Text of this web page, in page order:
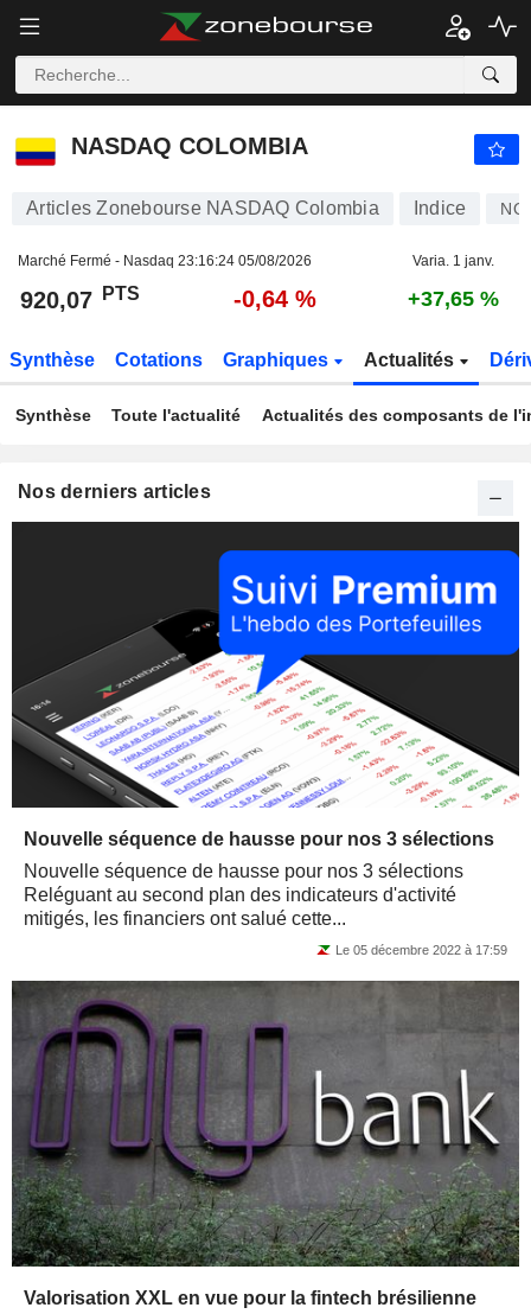
NASDAQ COLOMBIA
NASDAQ COLOMBIA
Articles Zonebourse NASDAQ Colombia Indice
Marché Fermé - Nasdaq 23:16:24 05/08/2026 Varia. 1 janv.
920,07 PTS -0,64 % +37,65 %
Synthèse Cotations Graphiques Actualités
Synthèse Toute l'actualité Actualités des composants de
Nos derniers articles
Nouvelle séquence de hausse pour nos 3 sélections
Nouvelle séquence de hausse pour nos 3 sélections
Reléguant au second plan des indicateurs d'activité
mitigés, les financiers ont salué cette...
Le 05 décembre 2022 à 17:59
Valorisation XXL en vue pour la fintech brésilienne